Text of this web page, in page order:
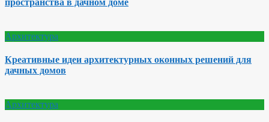
Архитектура
Креативные идеи архитектурных оконных решений для
дачных домов
Архитектура